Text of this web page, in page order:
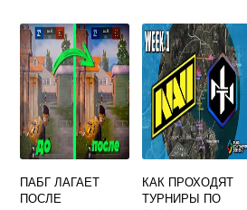
ПАБГ ЛАГАЕТ
ПОСЛЕ
КАК ПРОХОДЯТ
ТУРНИРЫ ПО